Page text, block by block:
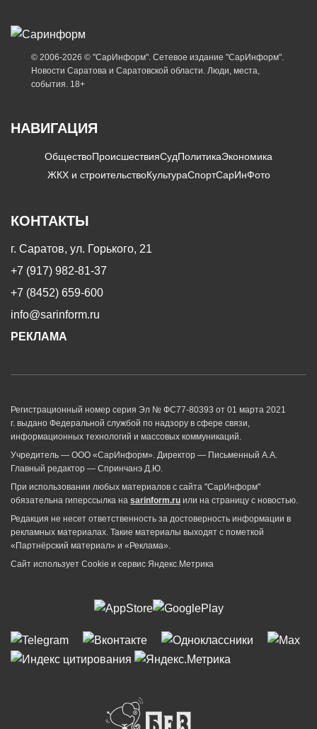
© 2006-2026 © "СарИнформ". Сетевое издание "СарИнформ".
Новости Саратова и Саратовской области. Люди, места,
события. 18+
НАВИГАЦИЯ
ОбществоПроисшествияСудПолитикаЭкономика
ЖКХ и строительствоКультураСпортСарИнФото
КОНТАКТЫ
г. Саратов, ул. Горького, 21
+7 (917) 982-81-37
+7 (8452) 659-600
info@sarinform.ru
РЕКЛАМА
Регистрационный номер серия Эл № ФС77-80393 от 01 марта 2021
г. выдано Федеральной службой по надзору в сфере связи,
информационных технологий и массовых коммуникаций.
Учредитель — ООО «СарИнформ». Директор — Письменный А.А.
Главный редактор — Спринчанэ Д.Ю.
При использовании любых материалов с сайта "СарИнформ"
обязательна гиперссылка на sarinform.ru или на страницу с новостью.
Редакция не несет ответственность за достоверность информации в
рекламных материалах. Такие материалы выходят с пометкой
«Партнёрский материал» и «Реклама».
Сайт использует Cookie и сервиc Яндекс.Метрика